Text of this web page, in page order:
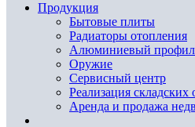
Продукция
Бытовые плиты
Радиаторы отопления
Алюминиевый
Оружие
Сервисный центр
Реализация складских
Аренда и продажа